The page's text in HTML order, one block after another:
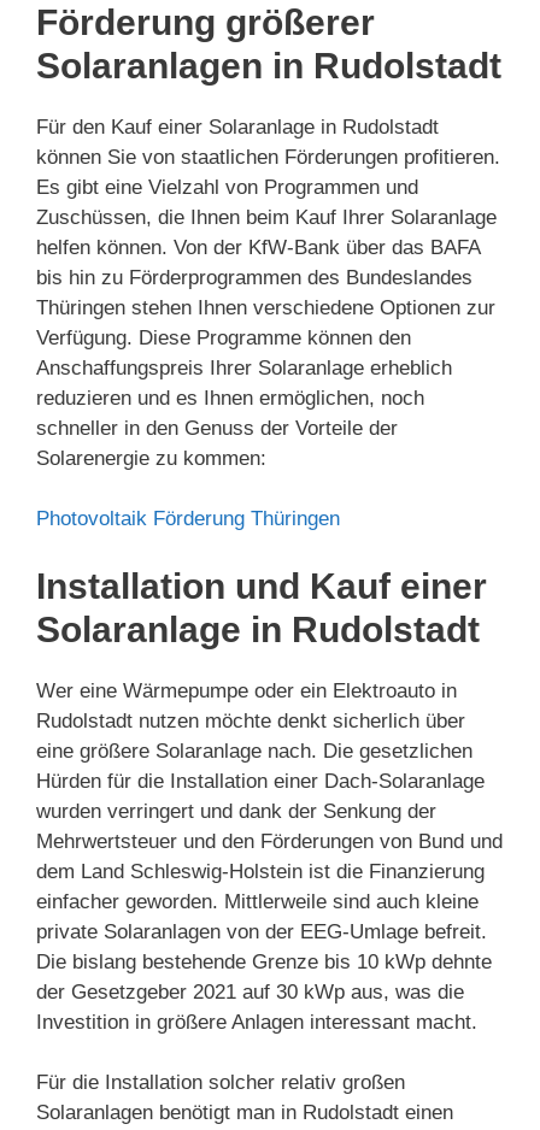
Förderung größerer
Solaranlagen in Rudolstadt
Für den Kauf einer Solaranlage in Rudolstadt
können Sie von staatlichen Förderungen profitieren.
Es gibt eine Vielzahl von Programmen und
Zuschüssen, die Ihnen beim Kauf Ihrer Solaranlage
helfen können. Von der KfW-Bank über das BAFA
bis hin zu Förderprogrammen des Bundeslandes
Thüringen stehen Ihnen verschiedene Optionen zur
Verfügung. Diese Programme können den
Anschaffungspreis Ihrer Solaranlage erheblich
reduzieren und es Ihnen ermöglichen, noch
schneller in den Genuss der Vorteile der
Solarenergie zu kommen:
Photovoltaik Förderung Thüringen
Installation und Kauf einer
Solaranlage in Rudolstadt
Wer eine Wärmepumpe oder ein Elektroauto in
Rudolstadt nutzen möchte denkt sicherlich über
eine größere Solaranlage nach. Die gesetzlichen
Hürden für die Installation einer Dach-Solaranlage
wurden verringert und dank der Senkung der
Mehrwertsteuer und den Förderungen von Bund und
dem Land Schleswig-Holstein ist die Finanzierung
einfacher geworden. Mittlerweile sind auch kleine
private Solaranlagen von der EEG-Umlage befreit.
Die bislang bestehende Grenze bis 10 kWp dehnte
der Gesetzgeber 2021 auf 30 kWp aus, was die
Investition in größere Anlagen interessant macht.
Für die Installation solcher relativ großen
Solaranlagen benötigt man in Rudolstadt einen